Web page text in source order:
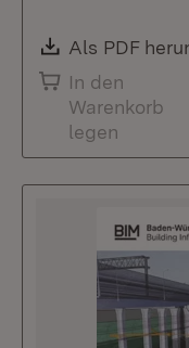
Download:
Als PDF
In den
Warenkorb
legen